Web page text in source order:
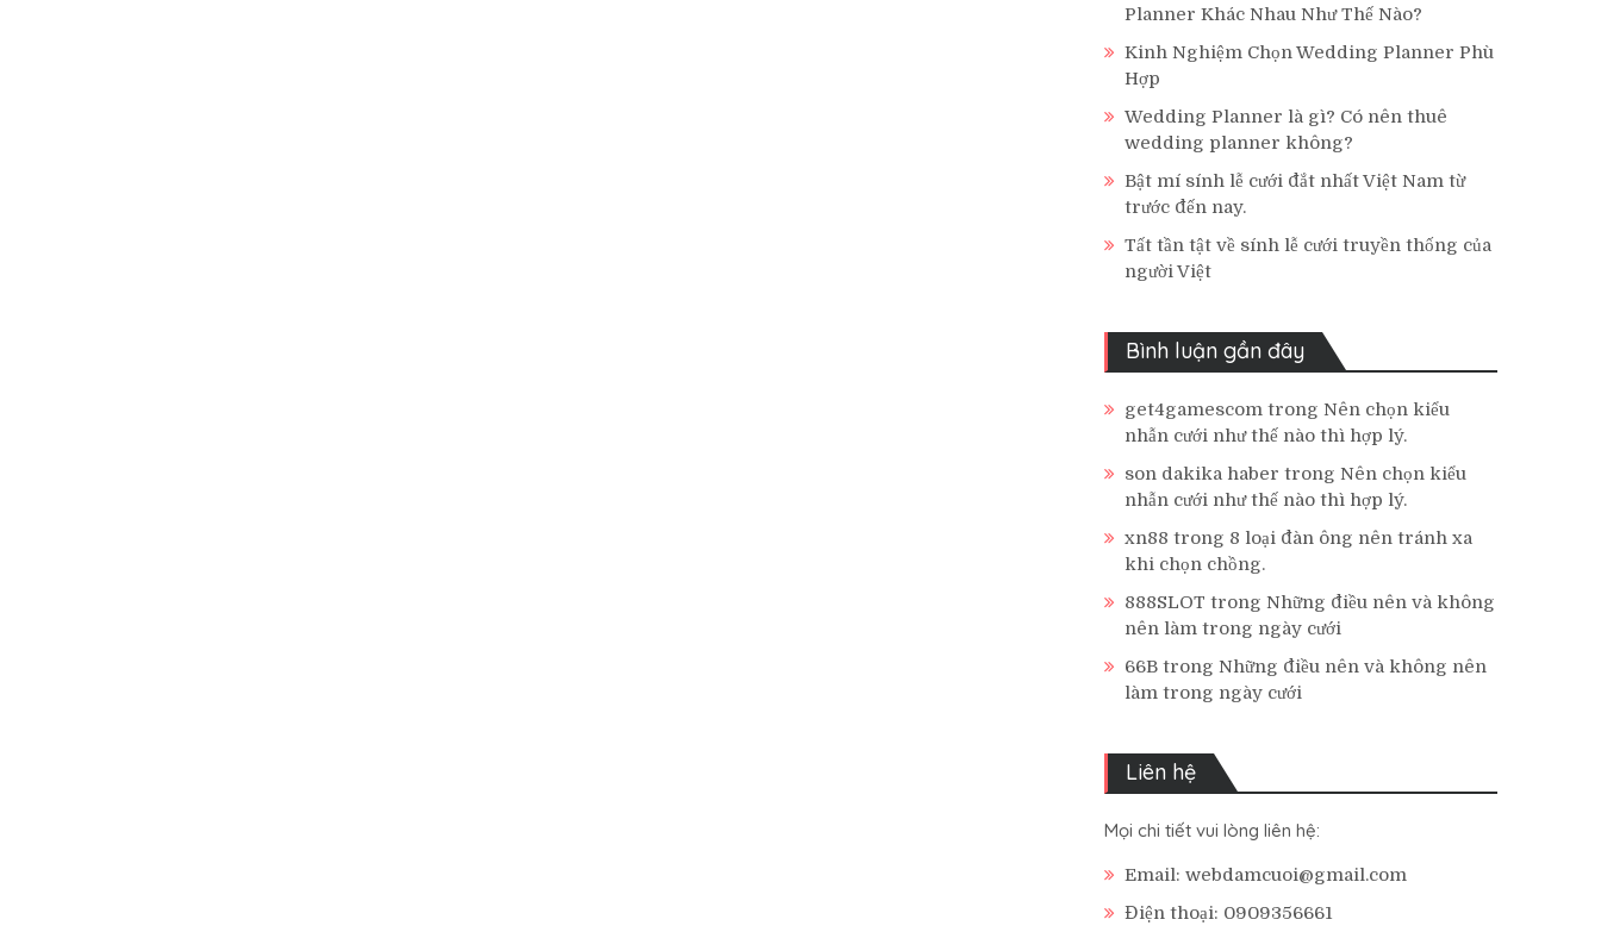
Planner Khác Nhau Như Thế Nào?
Kinh Nghiệm Chọn Wedding Planner Phù
Hợp
Wedding Planner là gì? Có nên thuê
wedding planner không?
Bật mí sính lễ cưới đắt nhất Việt Nam từ
trước đến nay.
Tất tần tật về sính lễ cưới truyền thống của
người Việt
Bình luận gần đây
get4gamescom trong Nên chọn kiểu
nhẫn cưới như thế nào thì hợp lý.
son dakika haber trong Nên chọn kiểu
nhẫn cưới như thế nào thì hợp lý.
xn88 trong 8 loại đàn ông nên tránh xa
khi chọn chồng.
888SLOT trong Những điều nên và không
nên làm trong ngày cưới
66B trong Những điều nên và không nên
làm trong ngày cưới
Liên hệ
Mọi chi tiết vui lòng liên hệ:
Email: webdamcuoi@gmail.com
Điện thoại: 0909356661